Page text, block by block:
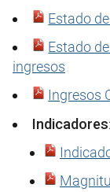
Estado
Estado
ingresos
Ingresos
Indicadores: